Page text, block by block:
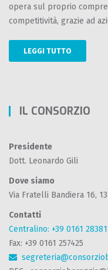
opera sul proprio
competitività, grazie ad
LEGGI TUTTO
IL CONSORZIO
Presidente
Dott. Leonardo Gili
Dove siamo
Via Fratelli Bandiera 16,
Contatti
Centralino: +39 0161
Fax: +39 0161 257425